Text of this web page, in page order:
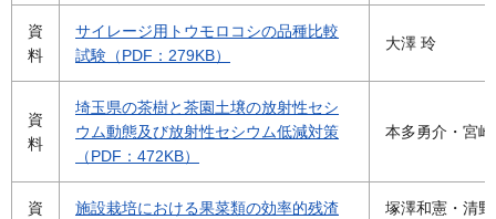
資
料
サイレージ用トウモロコシの品種比較
試験（PDF：279KB）
大澤 玲
資
料
埼玉県の茶樹と茶園土壌の放射性セシ
ウム動態及び放射性セシウム低減対策
（PDF：472KB）
本多勇介・宮
資
施設栽培における果菜類の効率的残渣
塚澤和憲・清